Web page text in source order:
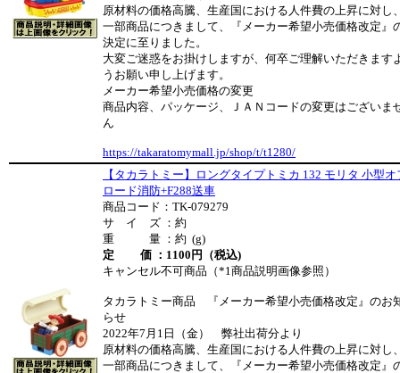
原材料の価格高騰、生産国における人件費の上昇に対し
一部商品につきまして、『メーカー希望小売価格改定』
決定に至りました。
大変ご迷惑をお掛けしますが、何卒ご理解いただきます
うお願い申し上げます。
メーカー希望小売価格の変更
商品内容、パッケージ、ＪＡＮコードの変更はございま
ん
https://takaratomymall.jp/shop/t/t1280/
【タカラトミー】ロングタイプトミカ 132 モリタ 小型オ
ロード消防+F288送車
商品コード：TK-079279
サ イ ズ ：約
重 量 ：約 (g)
定 価 ：1100円（税込)
キャンセル不可商品（*1商品説明画像参照）
タカラトミー商品 『メーカー希望小売価格改定』のお
らせ
2022年7月1日（金） 弊社出荷分より
原材料の価格高騰、生産国における人件費の上昇に対し
一部商品につきまして、『メーカー希望小売価格改定』